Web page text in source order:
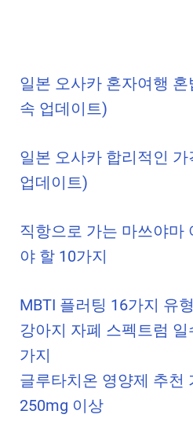
일본 오사카 혼자여행
속 업데이트)
일본 오사카 합리적인
업데이트)
직항으로 가는 마쓰야마
야 할 10가지
MBTI 플러팅 16가지 유
강아지 자폐 스펙트럼
가지
글루타치온 영양제 추천
250mg 이상